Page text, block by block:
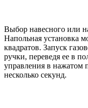
Выбор навесного или
Напольная установка
квадратов. Запуск
ручки, переведя ее в
управления в нажатом
несколько секунд.